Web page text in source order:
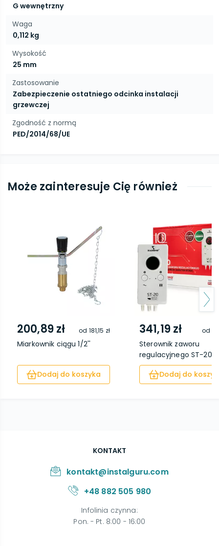
G wewnętrzny
Waga
0,112 kg
Wysokość
25 mm
Zastosowanie
Zabezpieczenie ostatniego odcinka instalacji
grzewczej
Zgodność z normą
PED/2014/68/UE
Może zainteresuje Cię również
200,89 zł od 181,15 zł
Miarkownik ciągu 1/2''
Dodaj do koszyka
341,19 zł od
Sterownik zaworu
regulacyjnego ST-20
Dodaj do
KONTAKT
kontakt@instalguru.com
+48 882 505 980
Infolinia czynna:
Pon. - Pt. 8:00 - 16:00